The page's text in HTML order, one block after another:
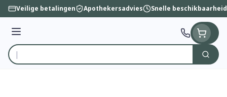
Ga naar de inhoud
Veilige betalingen Apothekersadvies Snelle beschikbaarheid
Menu
Product, merk, categorie...
Zoek